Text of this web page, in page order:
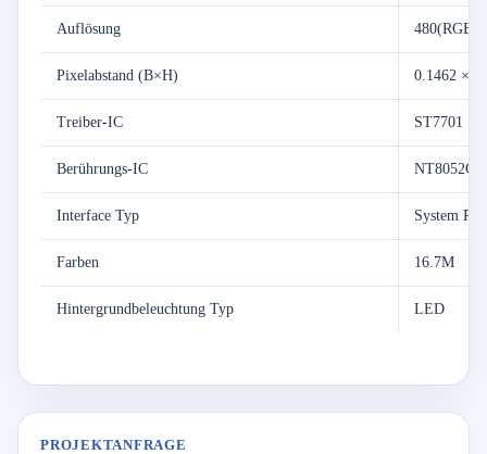
Auflösung 480(RGB)
Pixelabstand (B×H) 0.1462 ×
Treiber-IC ST7701
Berührungs-IC NT8052C
Interface Typ System
Farben 16.7M
Hintergrundbeleuchtung Typ LED
PROJEKTANFRAGE